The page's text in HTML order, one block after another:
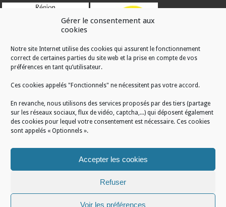
Gérer le consentement aux
cookies
Notre site Internet utilise des cookies qui assurent le fonctionnement
correct de certaines parties du site web et la prise en compte de vos
préférences en tant qu’utilisateur.
Ces cookies appelés "Fonctionnels" ne nécessitent pas votre accord.
En revanche, nous utilisons des services proposés par des tiers (partage
sur les réseaux sociaux, flux de vidéo, captcha,...) qui déposent également
des cookies pour lequel votre consentement est nécessaire. Ces cookies
sont appelés « Optionnels ».
Accepter les cookies
Refuser
Voir les préférences
RÉALISATION